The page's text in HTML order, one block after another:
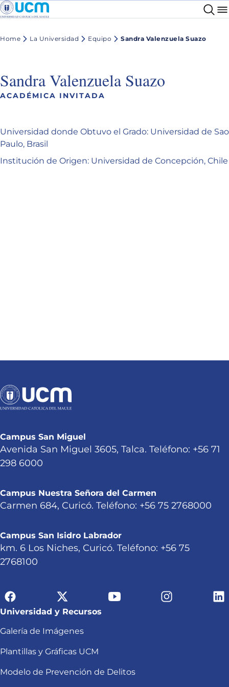
Home La Universidad Equipo Sandra Valenzuela Suazo
Sandra Valenzuela Suazo
ACADÉMICA INVITADA
Universidad donde Obtuvo el Grado: Universidad de Sao
Paulo, Brasil
Institución de Origen: Universidad de Concepción, Chile
Campus San Miguel
Avenida San Miguel 3605, Talca. Teléfono: +56 71
298 6000
Campus Nuestra Señora del Carmen
Carmen 684, Curicó. Teléfono: +56 75 2768000
Campus San Isidro Labrador
km. 6 Los Niches, Curicó. Teléfono: +56 75
2768100
Universidad y Recursos
Galería de Imágenes
Plantillas y Gráficas UCM
Modelo de Prevención de Delitos